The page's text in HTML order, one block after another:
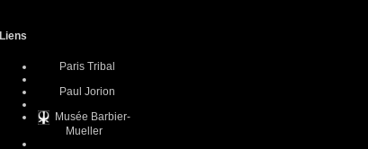
Liens
Paris Tribal
Paul Jorion
Musée Barbier-
Mueller